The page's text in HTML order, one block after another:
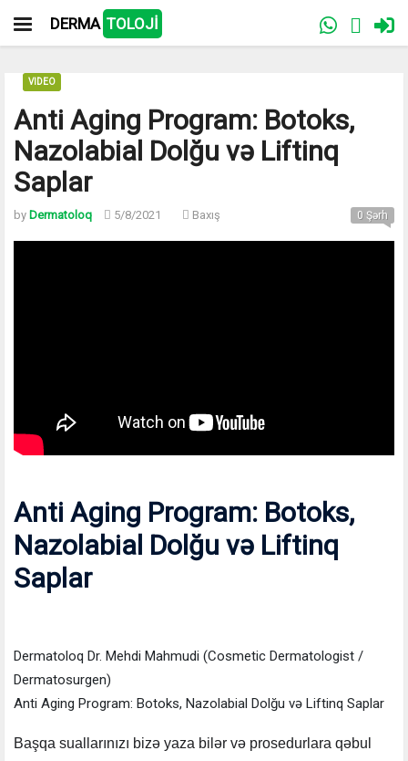
DERMA TOLOJİ
Anti Aging Program: Botoks,
Nazolabial Dolğu və Liftinq
Saplar
VIDEO
by Dermatoloq 5/8/2021 Baxış 0 Şərh
Anti Aging Program: Botoks,
Nazolabial Dolğu və Liftinq
Saplar
Dermatoloq Dr. Mehdi Mahmudi (Cosmetic Dermatologist /
Dermatosurgen)
Anti Aging Program: Botoks, Nazolabial Dolğu və Liftinq Saplar
Başqa suallarınızı bizə yaza bilər və prosedurlara qəbul